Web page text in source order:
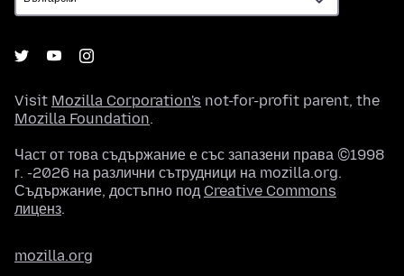
Visit Mozilla Corporation's not-for-profit parent, the
Mozilla Foundation.
Част от това съдържание е със запазени права ©1998
г. -2026 на различни сътрудници на mozilla.org.
Съдържание, достъпно под Creative Commons
лиценз.
mozilla.org